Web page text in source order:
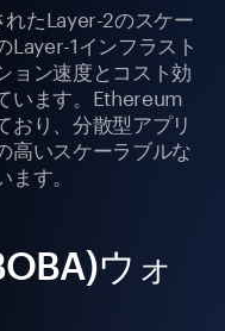
たLayer-2のスケー
Layer-1インフラスト
ョン速度とコスト効
います。Ethereum
おり、分散型アプリ
高いスケーラブルな
す。
ウォ